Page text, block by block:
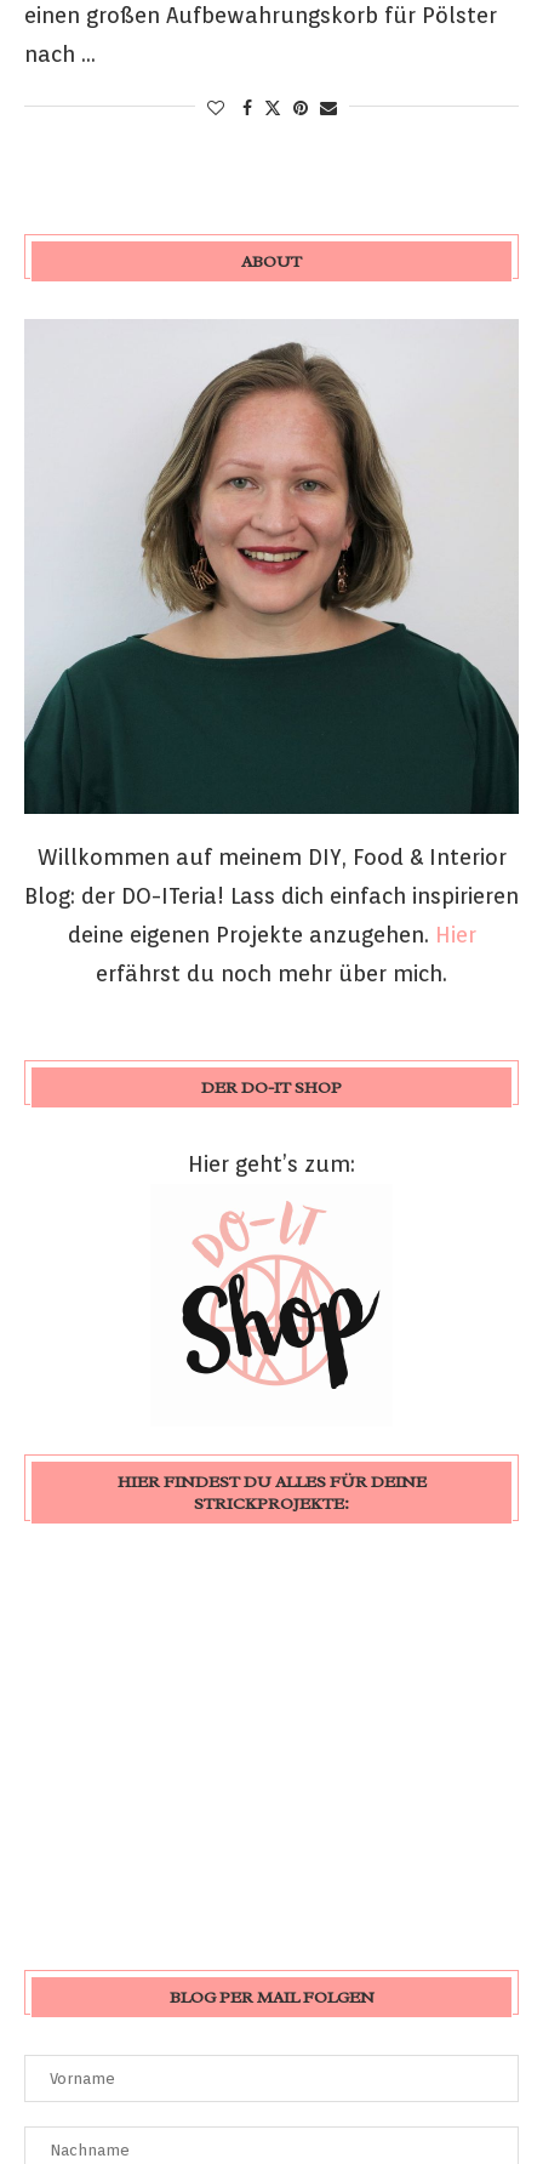
einen großen Aufbewahrungskorb für Pölster
nach …
ABOUT
Willkommen auf meinem DIY, Food & Interior
Blog: der DO-ITeria! Lass dich einfach inspirieren
deine eigenen Projekte anzugehen. Hier
erfährst du noch mehr über mich.
DER DO-IT SHOP
Hier geht’s zum:
HIER FINDEST DU ALLES FÜR DEINE
STRICKPROJEKTE:
BLOG PER MAIL FOLGEN